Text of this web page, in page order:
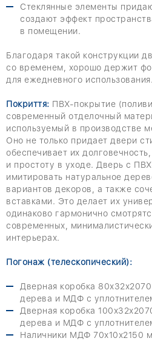
Стеклянные элементы
создают эффект
в помещении.
Благодаря такой конструкции
со временем, хорошо держит
для ежедневного использования.
Покриття: ПВХ-покрытие
современный отделочный
используемый в производстве
Оно не только придает двери
обеспечивает их
и простоту в уходе. Дверь с
имитировать натуральное
вариантов декоров, а также
вставками. Это делает их
одинаково гармонично
современных,
интерьерах.
Погонаж (телескопический):
Дверная коробка
дерева и МДФ с
Дверная коробка
дерева и МДФ с
Наличники МДФ 70х10х2150